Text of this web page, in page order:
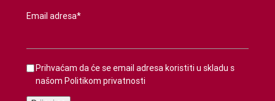
Email adresa*
Prihvaćam da će se email adresa koristiti u skladu s
našomPolitikom privatnosti